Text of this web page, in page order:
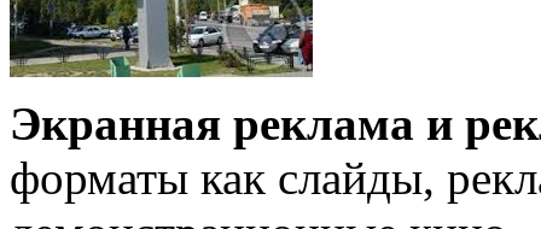
Экранная реклама и
форматы как слайды,